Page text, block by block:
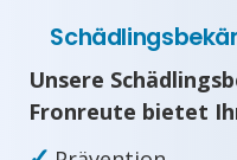
Unsere
Fronreute bietet